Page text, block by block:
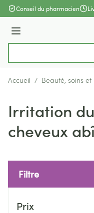
Aller au contenu
Conseil du pharmacien
Menu
Accueil / Beauté, soins
Irritation
cheveux
Filtre
Prix